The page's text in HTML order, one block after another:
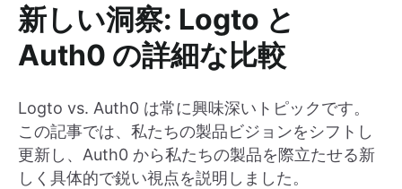
新しい洞察: Logto と
Auth0 の詳細な比較
Logto vs. Auth0 は常に興味深いトピックです。
この記事では、私たちの製品ビジョンをシフトし
更新し、Auth0 から私たちの製品を際立たせる新
しく具体的で鋭い視点を説明しました。